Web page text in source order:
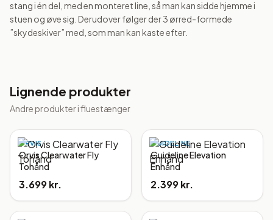
stang i én del, med en monteret line, så man kan sidde hjemme i
stuen og øve sig. Derudover følger der 3 ørred-formede
”skydeskiver” med, som man kan kaste efter.
Lignende produkter
Andre produkter ifluestænger
ORVIS
Orvis Clearwater Fly
Tohånd
3.699 kr.
GUIDELINE
Guideline Elevation
Enhånd
2.399 kr.